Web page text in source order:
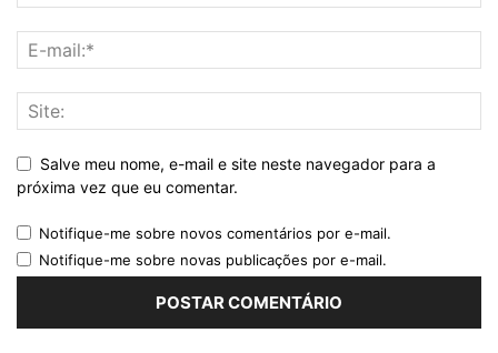
Salve meu nome, e-mail e site neste navegador para a
próxima vez que eu comentar.
Notifique-me sobre novos comentários por e-mail.
Notifique-me sobre novas publicações por e-mail.